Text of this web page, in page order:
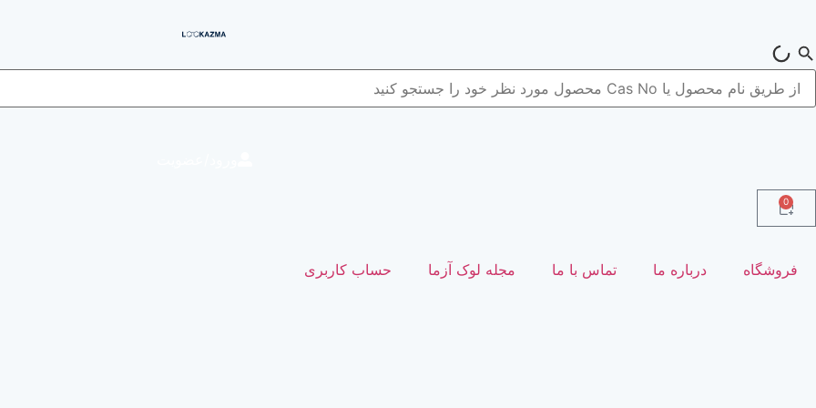
0
فروشگاه درباره ما تماس با ما مجله لوک آزما حساب کاربری